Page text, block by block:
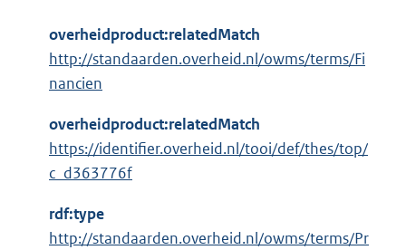
overheidproduct:relatedMatch
http://standaarden.overheid.nl/owms/terms/Fi
nancien
overheidproduct:relatedMatch
https://identifier.overheid.nl/tooi/def/thes/top/
c_d363776f
rdf:type
http://standaarden.overheid.nl/owms/terms/Pr